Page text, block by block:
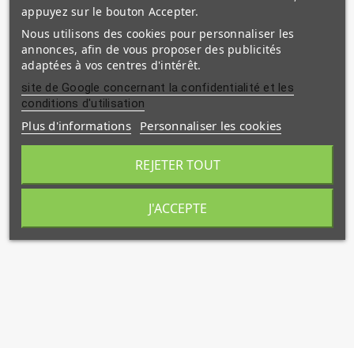
`Abd AI-Razzâq Ibn 'Abd-Al-Muhsin Al-Badr
Année : 2021
appuyez sur le bouton Accepter.
Nous utilisons des cookies pour personnaliser les
annonces, afin de vous proposer des publicités
adaptées à vos centres d'intérêt.
site de Google concernant la confidentialité et les
conditions d'utilisation
Plus d'informations Personnaliser les cookies
REJETER TOUT
J'ACCEPTE